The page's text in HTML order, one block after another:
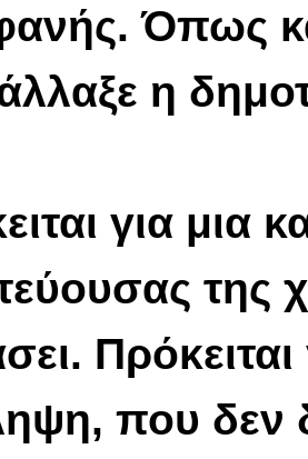
Όπως
η
για μια
της
που δεν